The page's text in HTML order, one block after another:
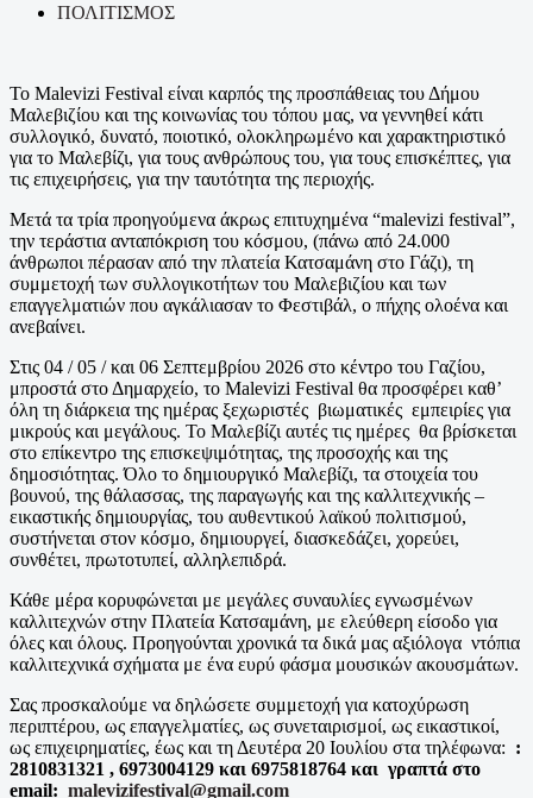
ΠΟΛΙΤΙΣΜΟΣ
Το Malevizi Festival είναι καρπός της προσπάθειας του Δήμου
Μαλεβιζίου και της κοινωνίας του τόπου μας, να γεννηθεί κάτι
συλλογικό, δυνατό, ποιοτικό, ολοκληρωμένο και χαρακτηριστικό
για το Μαλεβίζι, για τους ανθρώπους του, για τους επισκέπτες, για
τις επιχειρήσεις, για την ταυτότητα της περιοχής.
Μετά τα τρία προηγούμενα άκρως επιτυχημένα “malevizi festival”,
την τεράστια ανταπόκριση του κόσμου, (πάνω από 24.000
άνθρωποι πέρασαν από την πλατεία Κατσαμάνη στο Γάζι), τη
συμμετοχή των συλλογικοτήτων του Μαλεβιζίου και των
επαγγελματιών που αγκάλιασαν το Φεστιβάλ, ο πήχης ολοένα και
ανεβαίνει.
Στις 04 / 05 / και 06 Σεπτεμβρίου 2026 στο κέντρο του Γαζίου,
μπροστά στο Δημαρχείο, το Malevizi Festival θα προσφέρει καθ’
όλη τη διάρκεια της ημέρας ξεχωριστές βιωματικές εμπειρίες για
μικρούς και μεγάλους. Το Μαλεβίζι αυτές τις ημέρες θα βρίσκεται
στο επίκεντρο της επισκεψιμότητας, της προσοχής και της
δημοσιότητας. Όλο το δημιουργικό Μαλεβίζι, τα στοιχεία του
βουνού, της θάλασσας, της παραγωγής και της καλλιτεχνικής –
εικαστικής δημιουργίας, του αυθεντικού λαϊκού πολιτισμού,
συστήνεται στον κόσμο, δημιουργεί, διασκεδάζει, χορεύει,
συνθέτει, πρωτοτυπεί, αλληλεπιδρά.
Κάθε μέρα κορυφώνεται με μεγάλες συναυλίες εγνωσμένων
καλλιτεχνών στην Πλατεία Κατσαμάνη, με ελεύθερη είσοδο για
όλες και όλους. Προηγούνται χρονικά τα δικά μας αξιόλογα ντόπια
καλλιτεχνικά σχήματα με ένα ευρύ φάσμα μουσικών ακουσμάτων.
Σας προσκαλούμε να δηλώσετε συμμετοχή για κατοχύρωση
περιπτέρου, ως επαγγελματίες, ως συνεταιρισμοί, ως εικαστικοί,
ως επιχειρηματίες, έως και τη Δευτέρα 20 Ιουλίου στα τηλέφωνα: :
2810831321 , 6973004129 και 6975818764 και γραπτά στο
email: malevizifestival@gmail.com